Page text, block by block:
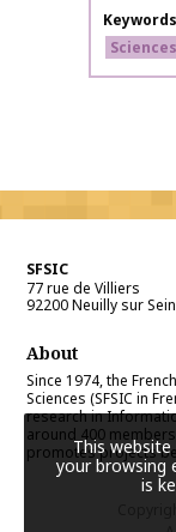
Keywords
SFSIC
77 rue de Villiers
92200Neuilly sur
About
Since 1974, the
Sciences (SFSIC in
research in
around 400
promotes projects
This website
your browsing
is